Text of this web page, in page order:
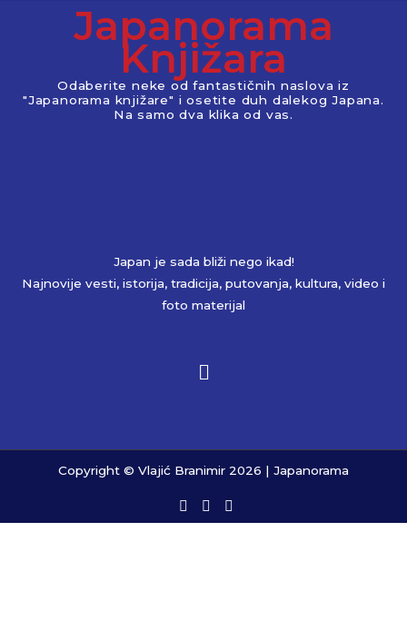
Japanorama
Knjižara
Odaberite neke od fantastičnih naslova iz
"Japanorama knjižare" i osetite duh dalekog Japana.
Na samo dva klika od vas.
Japan je sada bliži nego ikad!
Najnovije vesti, istorija, tradicija, putovanja, kultura, video i
foto materijal
Copyright © Vlajić Branimir 2026 | Japanorama